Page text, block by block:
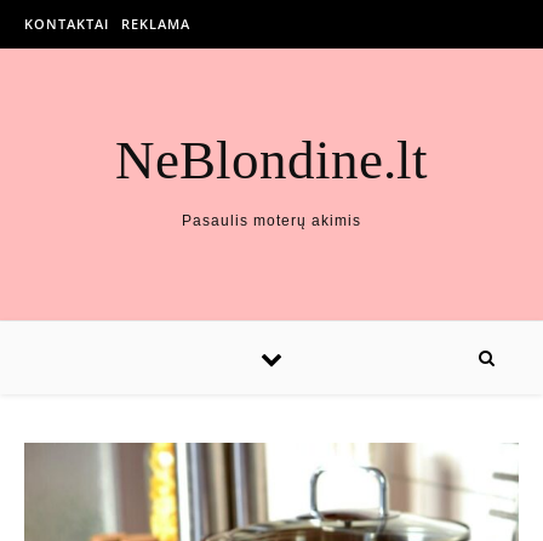
KONTAKTAI REKLAMA
NeBlondine.lt
Pasaulis moterų akimis